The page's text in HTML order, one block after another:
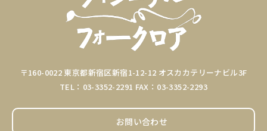
〒160-0022 東京都新宿区新宿1-12-12 オスカカテリーナビル3F
TEL：03-3352-2291 FAX：03-3352-2293
お問い合わせ